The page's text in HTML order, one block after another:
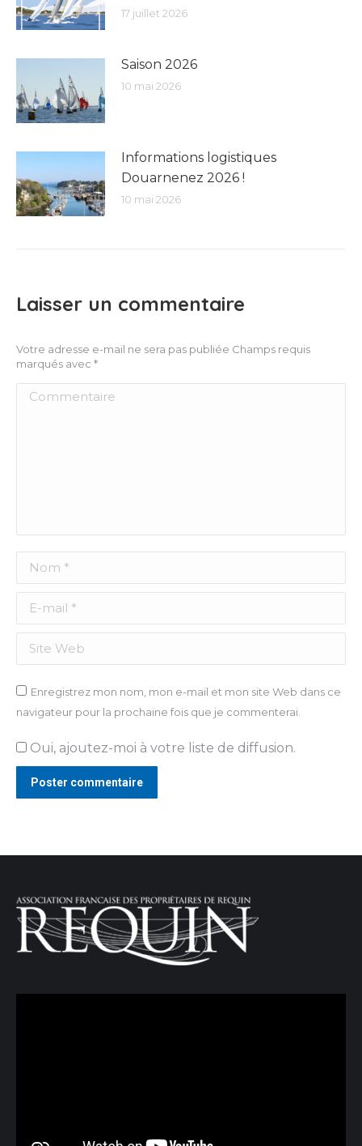
17 juillet 2026
Saison 2026
10 mai 2026
Informations logistiques
Douarnenez 2026 !
10 mai 2026
Laisser un commentaire
Votre adresse e-mail ne sera pas publiée Champs requis
marqués avec *
Commentaire
Nom *
E-mail *
Site Web
Enregistrez mon nom, mon e-mail et mon site Web dans ce
navigateur pour la prochaine fois que je commenterai.
Oui, ajoutez-moi à votre liste de diffusion.
Poster commentaire